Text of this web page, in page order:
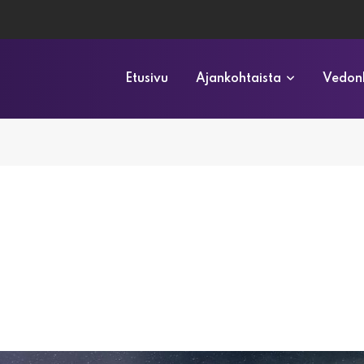
Etusivu Ajankohtaista